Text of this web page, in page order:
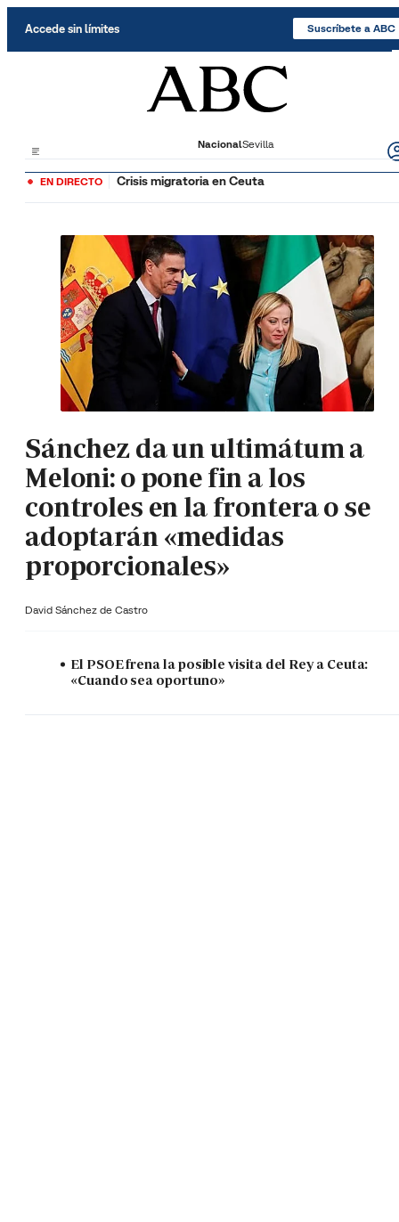
Accede sin límites Suscríbete a ABC
NacionalSevilla
EN DIRECTO Crisis migratoria en Ceuta
Sánchez da un ultimátum a
Meloni: o pone fin a los
controles en la frontera o se
adoptarán «medidas
proporcionales»
David Sánchez de Castro
El PSOE frena la posible visita del Rey a Ceuta:
«Cuando sea oportuno»